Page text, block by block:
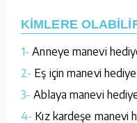
KİMLERE
1- Anneye manevi
2- Eş için manevi hediye
3- Ablaya manevi
4- Kız kardeşe manevi